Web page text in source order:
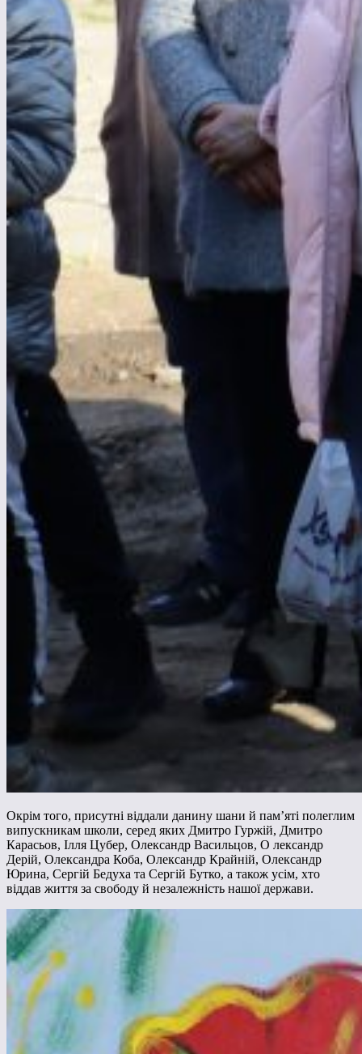
Окрім того, присутні віддали данину шани й пам’яті полеглим
випускникам школи, серед яких Дмитро Гуржій, Дмитро
Карасьов, Ілля Цубер, Олександр Васильцов, О лександр
Дерій, Олександра Коба, Олександр Крайній, Олександр
Юрина, Сергій Бедуха та Сергій Бутко, а також усім, хто
віддав життя за свободу й незалежність нашої держави.